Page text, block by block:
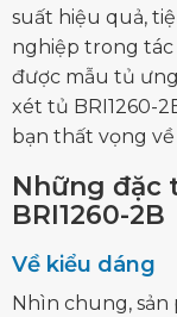
suất hiệu quả,
nghiệp trong tác
được mẫu tủ
xét tủ BRI1260-
bạn thất vọng
Những đặc
BRI1260-2B
Về kiểu dáng
Nhìn chung, sản